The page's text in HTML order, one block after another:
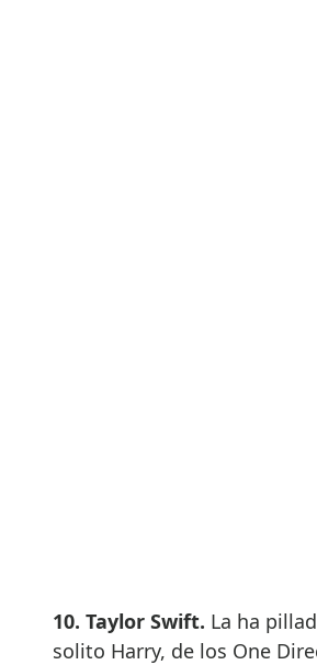
10. Taylor Swift. La ha
solito Harry, de los One